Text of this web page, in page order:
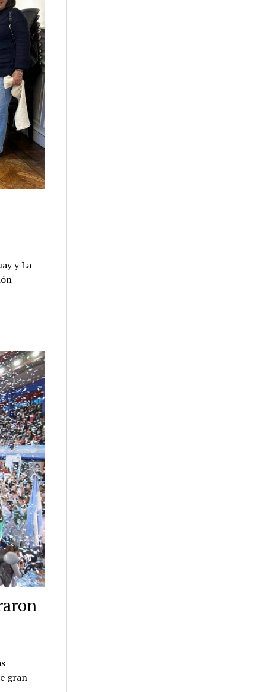
y La
gran